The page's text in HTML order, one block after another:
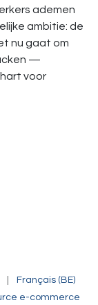
ademen
ambitie: de
nu gaat om
—
voor
Français (BE)
e-commerce